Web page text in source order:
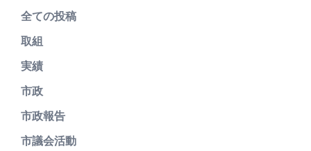
全ての投稿
取組
実績
市政
市政報告
市議会活動